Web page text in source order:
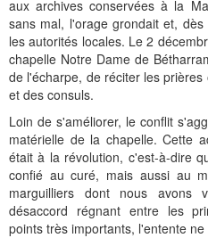
Fiscalité
Naissances
Mariages / Pacs
Décès
Mentions légales et politique de
Transports
Déchets
aux archives conservées à la
sans mal, l'orage grondait et,
les autorités locales. Le 2
chapelle Notre Dame de
de l'écharpe, de réciter les
et des consuls.
Loin de s'améliorer, le conflit
matérielle de la chapelle. Cette
était à la révolution, c'est-à-dire
confié au curé, mais aussi au
marguilliers dont nous avons
désaccord régnant entre les
points très importants, l'entente